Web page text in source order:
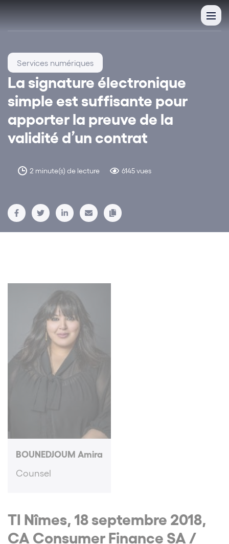
La signature électronique
simple est suffisante pour
apporter la preuve de la
validité d’un contrat
2 minute(s) de lecture 6145 vues
Services numériques
BOUNEDJOUM Amira
Counsel
TI Nîmes, 18 septembre 2018,
CA Consumer Finance SA /